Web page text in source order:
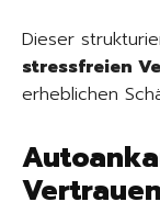
Dieser
stressfreien
erheblichen